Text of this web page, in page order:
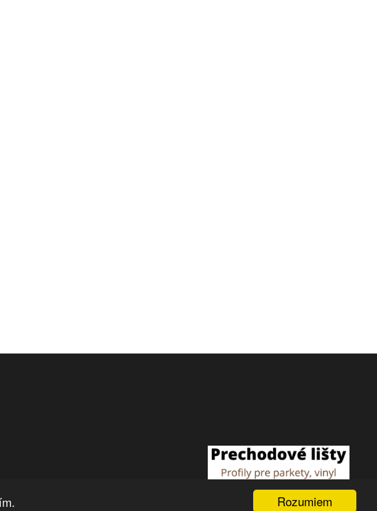
Rozumiem
Copyright 2014 - 2026 © Prechodové, schodové a ukončovacie lišty a profily pre podlahy